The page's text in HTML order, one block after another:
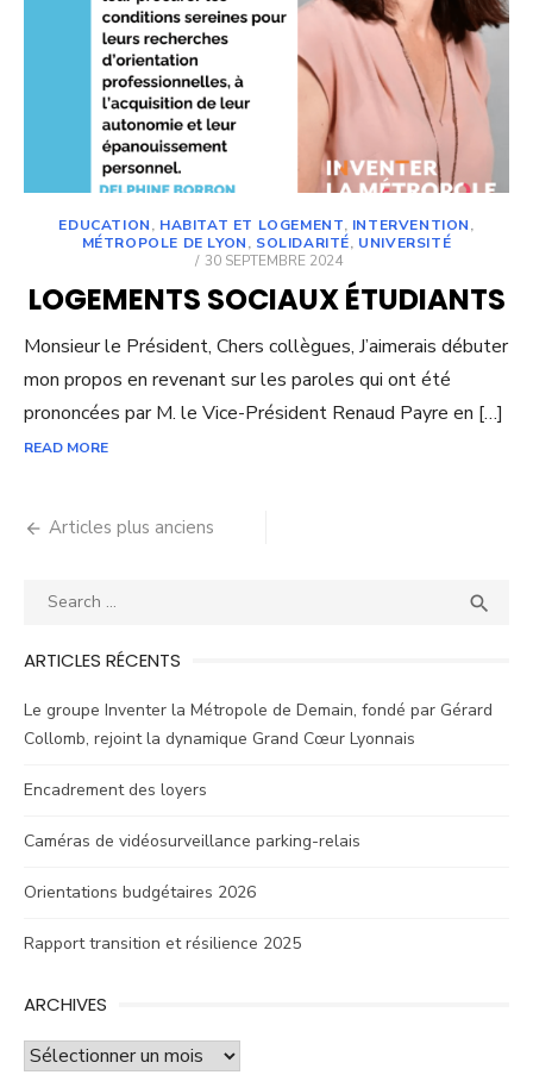
EDUCATION, HABITAT ET LOGEMENT, INTERVENTION,
MÉTROPOLE DE LYON, SOLIDARITÉ, UNIVERSITÉ
POSTED
30 SEPTEMBRE 2024
LOGEMENTS SOCIAUX ÉTUDIANTS
Monsieur le Président, Chers collègues, J’aimerais débuter
mon propos en revenant sur les paroles qui ont été
prononcées par M. le Vice-Président Renaud Payre en […]
READ MORE
Navigation
articles
Articles plus anciens
Search

ARTICLES RÉCENTS
Le groupe Inventer la Métropole de Demain, fondé par Gérard
Collomb, rejoint la dynamique Grand Cœur Lyonnais
Encadrement des loyers
Caméras de vidéosurveillance parking-relais
Orientations budgétaires 2026
Rapport transition et résilience 2025
ARCHIVES
Archives